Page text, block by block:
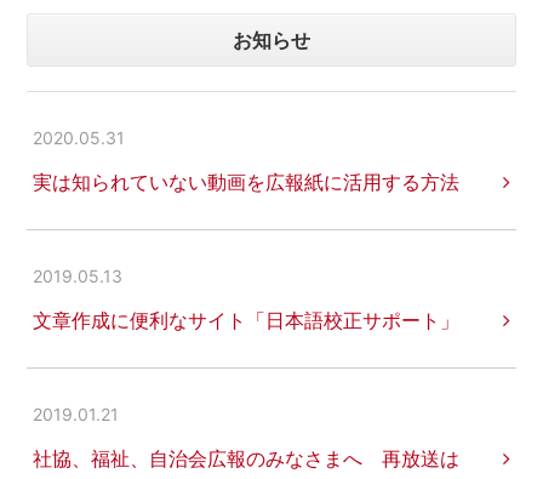
お知らせ
2020.05.31
実は知られていない動画を広報紙に活用する方法
2019.05.13
文章作成に便利なサイト「日本語校正サポート」
2019.01.21
社協、福祉、自治会広報のみなさまへ 再放送は